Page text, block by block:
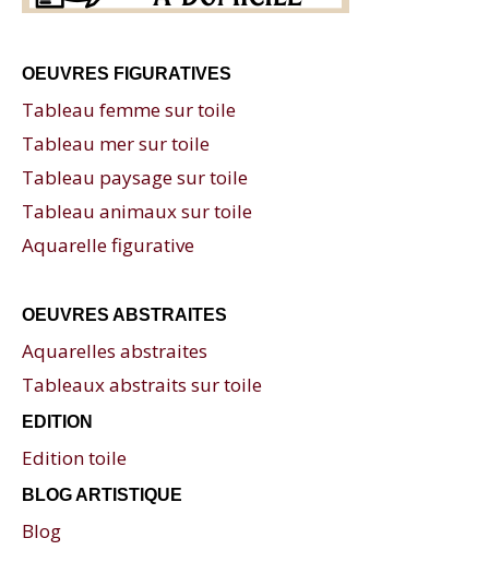
OEUVRES FIGURATIVES
Tableau femme sur toile
Tableau mer sur toile
Tableau paysage sur toile
Tableau animaux sur toile
Aquarelle figurative
OEUVRES ABSTRAITES
Aquarelles abstraites
Tableaux abstraits sur toile
EDITION
Edition toile
BLOG ARTISTIQUE
Blog